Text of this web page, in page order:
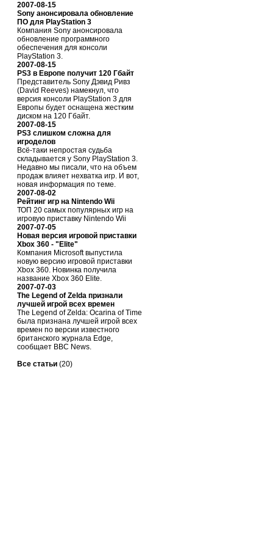
2007-08-15
Sony анонсировала обновление
ПО для PlayStation 3
Компания Sony анонсировала
обновление программного
обеспечения для консоли
PlayStation 3.
2007-08-15
PS3 в Европе получит 120 Гбайт
Представитель Sony Дэвид Ривз
(David Reeves) намекнул, что
версия консоли PlayStation 3 для
Европы будет оснащена жестким
диском на 120 Гбайт.
2007-08-15
PS3 слишком сложна для
игроделов
Всё-таки непростая судьба
складывается у Sony PlayStation 3.
Недавно мы писали, что на объем
продаж влияет нехватка игр. И вот,
новая информация по теме.
2007-08-02
Рейтинг игр на Nintendo Wii
ТОП 20 самых популярных игр на
игровую приставку Nintendo Wii
2007-07-05
Новая версия игровой приставки
Xbox 360 - "Elite"
Компания Microsoft выпустила
новую версию игровой приставки
Xbox 360. Новинка получила
название Xbox 360 Elite.
2007-07-03
The Legend of Zelda признали
лучшей игрой всех времен
The Legend of Zelda: Ocarina of Time
была признана лучшей игрой всех
времен по версии известного
британского журнала Edge,
сообщает BBC News.
Все статьи (20)